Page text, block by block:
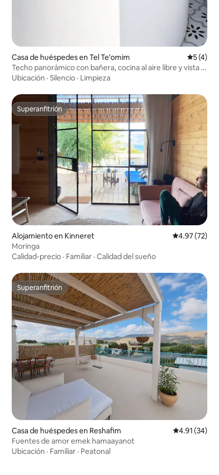
Casa de huéspedes en Tel Te'omim
5 (4)
Techo panorámico con bañera, cocina al aire libre y vista a
las montañas de Gilead
Ubicación · Silencio · Limpieza
Superanfitrión
Superanfitrión
Alojamiento en Kinneret Calificación
4.97 (72)
Moringa
Calidad-precio · Familiar · Calidad del sueño
Superanfitrión
Superanfitrión
Casa de huéspedes en Reshafim Calificación
4.91 (34)
Fuentes de amor emek hamaayanot
Ubicación · Familiar · Peatonal